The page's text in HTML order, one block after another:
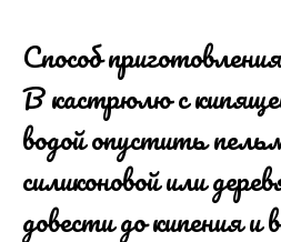
Способ приготовления
В кастрюлю с
водой опустить
силиконовой или
довести до кипения и